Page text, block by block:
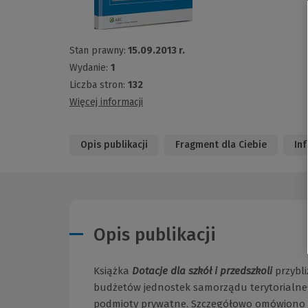
Stan prawny: 15.09.2013 r.
Wydanie: 1
Liczba stron: 132
Więcej informacji
Opis publikacji Fragment dla Ciebie
Opis publikacji
Książka Dotacje dla szkół i przedszkoli
budżetów jednostek samorządu
podmioty prywatne. Szczegółowo